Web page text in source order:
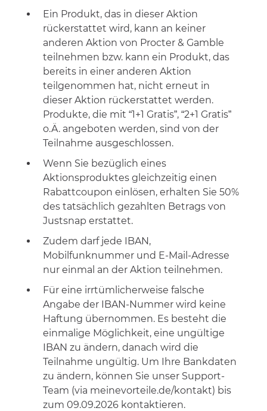
Ein Produkt, das in dieser Aktion
rückerstattet wird, kann an keiner
anderen Aktion von Procter & Gamble
teilnehmen bzw. kann ein Produkt, das
bereits in einer anderen Aktion
teilgenommen hat, nicht erneut in
dieser Aktion rückerstattet werden.
Produkte, die mit “1+1 Gratis”, “2+1 Gratis”
o.Ä. angeboten werden, sind von der
Teilnahme ausgeschlossen.
Wenn Sie bezüglich eines
Aktionsproduktes gleichzeitig einen
Rabattcoupon einlösen, erhalten Sie 50%
des tatsächlich gezahlten Betrags von
Justsnap erstattet.
Zudem darf jede IBAN,
Mobilfunknummer und E-Mail-Adresse
nur einmal an der Aktion teilnehmen.
Für eine irrtümlicherweise falsche
Angabe der IBAN-Nummer wird keine
Haftung übernommen. Es besteht die
einmalige Möglichkeit, eine ungültige
IBAN zu ändern, danach wird die
Teilnahme ungültig. Um Ihre Bankdaten
zu ändern, können Sie unser Support-
Team (via meinevorteile.de/kontakt) bis
zum 09.09.2026 kontaktieren.